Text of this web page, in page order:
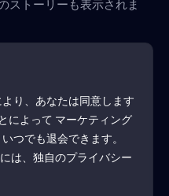
ストーリーも表示されま
り、あなたは同意します
によって マーケティング
つでも退会できます。
は、独自のプライバシー